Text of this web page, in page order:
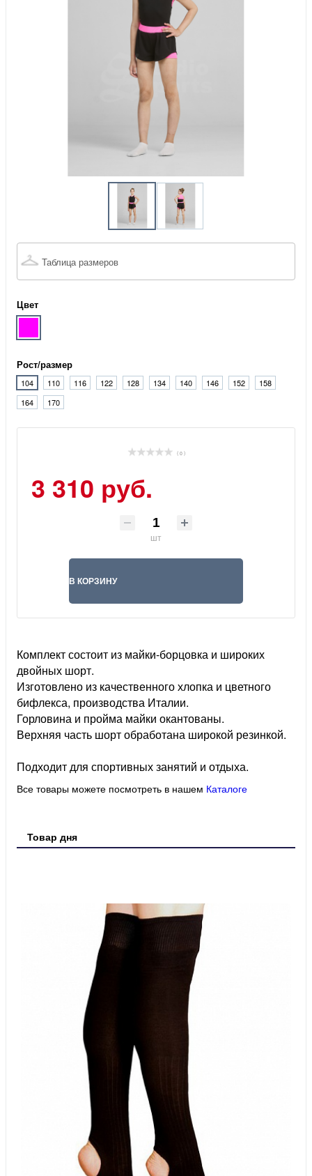
Таблица размеров
Цвет
Рост/размер
104 110 116 122 128 134 140 146 152
158
164
170
( 0 )
3 310 руб.
шт
В КОРЗИНУ
Комплект состоит из майки-борцовка и широких
двойных шорт.
Изготовлено из качественного хлопка и цветного
бифлекса, производства Италии.
Горловина и пройма майки окантованы.
Верхняя часть шорт обработана широкой резинкой.
Подходит для спортивных занятий и отдыха.
Все товары можете посмотреть в нашем Каталоге
Товар дня